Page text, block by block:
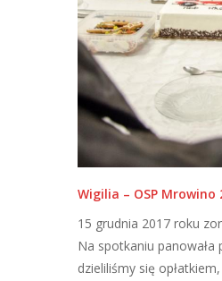
Wigilia – OSP Mrowino
15 grudnia 2017 roku
Na spotkaniu
dzieliliśmy się